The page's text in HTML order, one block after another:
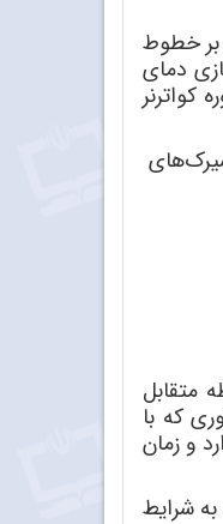
بر خطوط
دمای
کواترنر
متقابل
که با
و زمان
شرایط